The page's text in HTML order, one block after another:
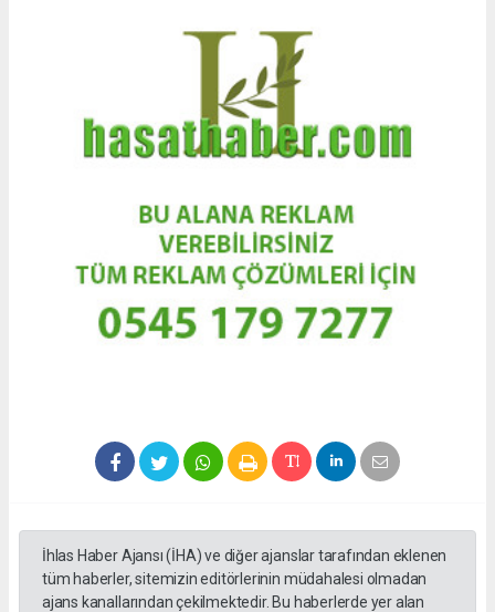
İhlas Haber Ajansı (İHA) ve diğer ajanslar tarafından eklenen
tüm haberler, sitemizin editörlerinin müdahalesi olmadan
ajans kanallarından çekilmektedir. Bu haberlerde yer alan